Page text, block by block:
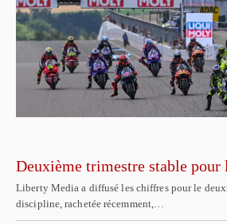
Deuxième trimestre stable pour
Liberty Media a diffusé les chiffres pour le
discipline, rachetée récemment,…